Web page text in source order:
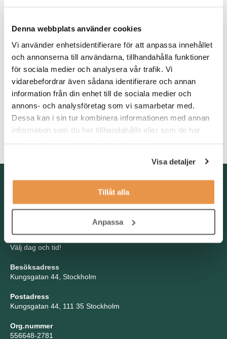
Denna webbplats använder cookies
Vi använder enhetsidentifierare för att anpassa innehållet
och annonserna till användarna, tillhandahålla funktioner
för sociala medier och analysera vår trafik. Vi
vidarebefordrar även sådana identifierare och annan
information från din enhet till de sociala medier och
annons- och analysföretag som vi samarbetar med.
Dessa kan i sin tur kombinera informationen med annan
information som du har tillhandahållit eller som de har
Visa detaljer
Tillåt alla
Anpassa
Du har en relevant utbildning, gärna inom el/tele och/eller IT.
Vidare har du ett tekniskt intresse och förståelse för elektriska
kopplingar och kopplingsscheman. Det är meriterande om du
har vana från att felsöka med multimeter samt nätverkskunskap.
Då du kommer att ha både svenska och internationella
kontakter behöver du behärska både svenska och engelska i tal
och skrift. Eftersom rollen innebär resande med tjänstebil krävs
det också att du har körkort.
För att trivas i rollen är du en prestigelös, engagerad,
Kontakta oss
info@tng.se
Boka möte
Välj dag och tid!
Besöksadress
Kungsgatan 44, Stockholm
Postadress
Kungsgatan 44, 111 35 Stockholm
Org.nummer
556648-2781